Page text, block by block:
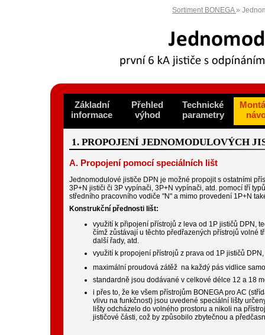
Sortiment BONEGA»
Základní
informace
Přehled
výhod
Technické
parametry
1. PROPOJENÍ JEDNOMODULOVÝCH
A. Propojení pomocí speciálních lišt
Jednomodulové jističe DPN je možné propojit s ostatními
3P+N jističi či 3P vypínači, 3P+N vypínači, atd. pomocí tří
středního pracovního vodiče "N" a mimo provedení 1P+N
Konstrukční přednosti lišt:
využití k připojení přístrojů z leva od 1P jističů DPN,
čímž zůstávají u těchto předřazených přístrojů volné
další řady, atd.
využití k propojení přístrojů z prava od 1P jističů
maximální proudová zátěž na každý pás vidlice
standardně jsou dodávané v celkové délce 12 a 18
i přes to, že ke všem přístrojům BONEGA pro AC
vlivu na funkčnost) jsou uvedené speciální lišty
lišty odcházelo do volného prostoru a nikoli na
jističové části, což by způsobilo zbytečnou a